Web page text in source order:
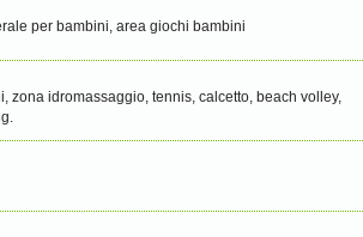
per bambini, area giochi bambini
zona idromassaggio, tennis, calcetto, beach volley,